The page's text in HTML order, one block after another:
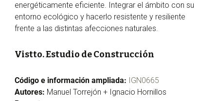
energéticamente eficiente. Integrar el ámbito con su
entorno ecológico y hacerlo resistente y resiliente
frente a las distintas afecciones naturales.
Vistto. Estudio de Construcción
Código e información ampliada: IGN0665
Autores: Manuel Torrejón + Ignacio Hornillos